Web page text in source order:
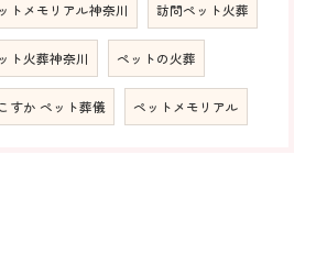
トメモリアル神奈川 訪問ペット火葬
ト火葬神奈川 ペットの火葬
すか ペット葬儀 ペットメモリアル